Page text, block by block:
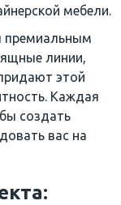
мебели.
премиальным
линии,
этой
Каждая
создать
вас на